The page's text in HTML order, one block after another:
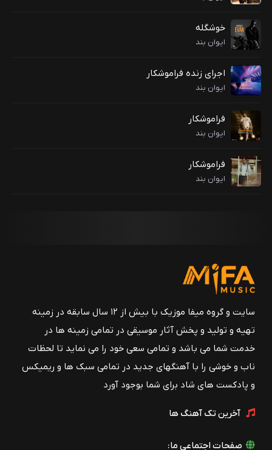
خوشگله
ایوان بند
اجرای زنده فراموشکار
ایوان بند
فراموشکار
ایوان بند
فراموشکار
ایوان بند
سایت و گروه میفا موزیک با بیش از ۱۲ سال سابقه در زمینه
تهیه و تولید و پخش آثار موسیقی در تمامی زمینه ها در
خدمت شما می باشد و تمامی سعی خود را می نماید تا لحظات
ناب و خوشی را با آهنگهای جدید در تمامی سبک ها و ریمیکس
و پادکست های شاد برای شما بوجود آورد
آخرین تک آهنگ ها
صفحات اجتماعی ما: